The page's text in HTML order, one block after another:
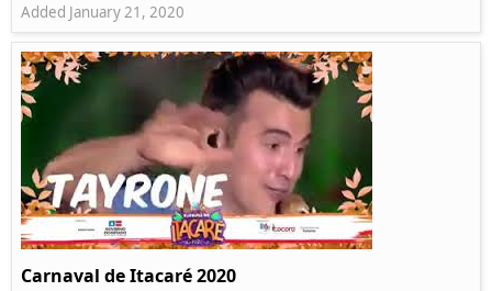
Added January 21, 2020
Carnaval de Itacaré 2020